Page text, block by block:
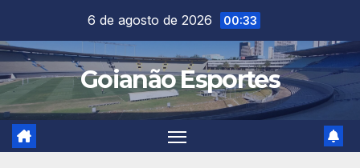
content
6 de agosto de 2026 00:33
Goianão Esportes